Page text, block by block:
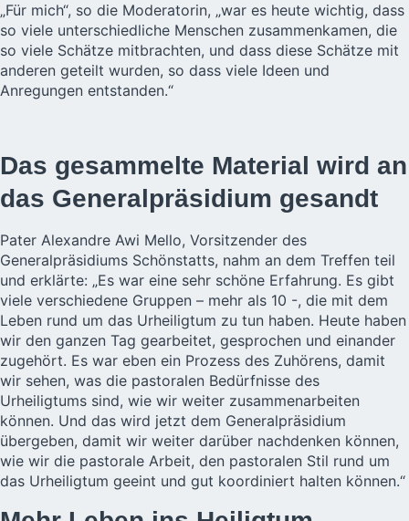
„Für mich“, so die Moderatorin, „war es heute wichtig, dass
so viele unterschiedliche Menschen zusammenkamen, die
so viele Schätze mitbrachten, und dass diese Schätze mit
anderen geteilt wurden, so dass viele Ideen und
Anregungen entstanden.“
Das gesammelte Material wird an
das Generalpräsidium gesandt
Pater Alexandre Awi Mello, Vorsitzender des
Generalpräsidiums Schönstatts, nahm an dem Treffen teil
und erklärte: „Es war eine sehr schöne Erfahrung. Es gibt
viele verschiedene Gruppen – mehr als 10 -, die mit dem
Leben rund um das Urheiligtum zu tun haben. Heute haben
wir den ganzen Tag gearbeitet, gesprochen und einander
zugehört. Es war eben ein Prozess des Zuhörens, damit
wir sehen, was die pastoralen Bedürfnisse des
Urheiligtums sind, wie wir weiter zusammenarbeiten
können. Und das wird jetzt dem Generalpräsidium
übergeben, damit wir weiter darüber nachdenken können,
wie wir die pastorale Arbeit, den pastoralen Stil rund um
das Urheiligtum geeint und gut koordiniert halten können.“